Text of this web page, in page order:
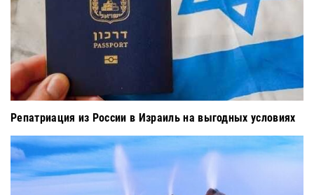
Репатриация из России в Израиль на выгодных условиях